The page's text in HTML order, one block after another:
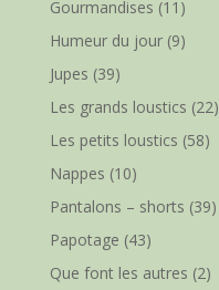
Gourmandises (11)
Humeur du jour(9)
Jupes (39)
Les grands loustics (22)
Les petits loustics (58)
Nappes (10)
Pantalons – shorts (39)
Papotage (43)
Que font les autres (2)